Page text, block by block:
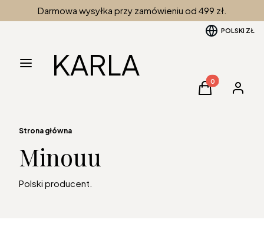
Darmowa wysyłka przy zamówieniu od 499 zł.
POLSKI ZŁ
Menu KARLA
Produkty w
Koszyk Zaloguj
Strona główna
Minouu
Polski producent.